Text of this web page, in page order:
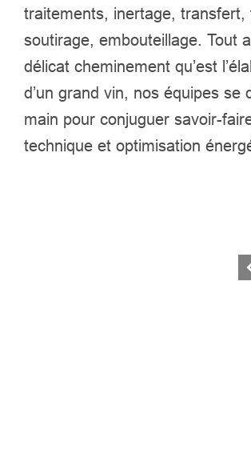
traitements, inertage, transfert,
soutirage, embouteillage. Tout
délicat cheminement qu’est
d’un grand vin, nos équipes se
main pour conjuguer savoir-
technique et optimisation